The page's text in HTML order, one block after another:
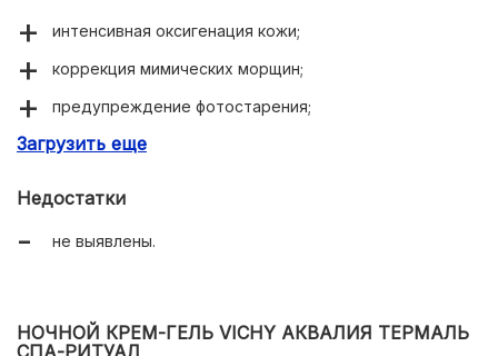
интенсивная оксигенация кожи;
коррекция мимических морщин;
предупреждение фотостарения;
повышение иммунитета;
Загрузить еще
Недостатки
не выявлены.
НОЧНОЙ КРЕМ-ГЕЛЬ VICHY АКВАЛИЯ ТЕРМАЛЬ
СПА-РИТУАЛ